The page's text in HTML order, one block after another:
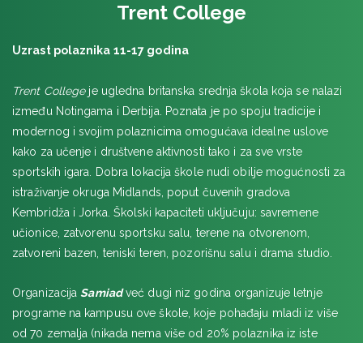
FOLKSTOUN
Earlscliffe Summer
GREJVSEND
HASLEMERE
HASTINGS
Buskswood Summer School
HIGH WYCOMBE
ILI
JORK
Trent College
Uzrast polaznika 11-17 godina
Trent Collegeje ugledna britanska srednja škola koja se nalazi
između Notingama i Derbija. Poznata je po spoju tradicije i
modernog i svojim polaznicima omogućava idealne uslove
kako za učenje i društvene aktivnosti tako i za sve vrste
sportskih igara. Dobra lokacija škole nudi obilje mogućnosti za
istraživanje okruga Midlands, poput čuvenih gradova
Kembridža i Jorka. Školski kapaciteti uključuju: savremene
učionice, zatvorenu sportsku salu, terene na otvorenom,
zatvoreni bazen, teniski teren, pozorišnu salu i drama studio.
OrganizacijaSamiadveć dugi niz godina organizuje letnje
programe na kampusu ove škole, koje pohađaju mladi iz više
od 70 zemalja (nikada nema više od 20% polaznika iz iste